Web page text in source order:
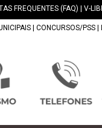
FREQUENTES (FAQ) V-
CONCURSOS/PSS